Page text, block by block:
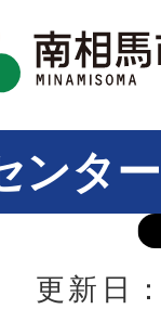
ンタ
更新日